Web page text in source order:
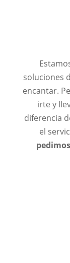
soluciones
encantar.
irte y
diferencia
el